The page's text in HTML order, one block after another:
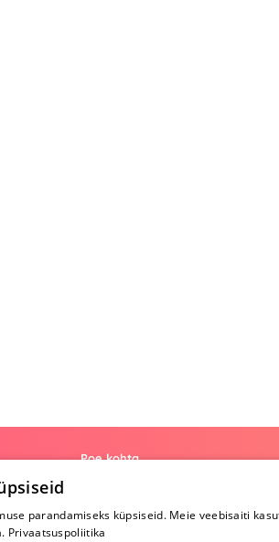
Poe kohta
Koostöö
Tagasiside
parandamiseks küpsiseid. Meie veebisaiti
Privaatsuspoliitika